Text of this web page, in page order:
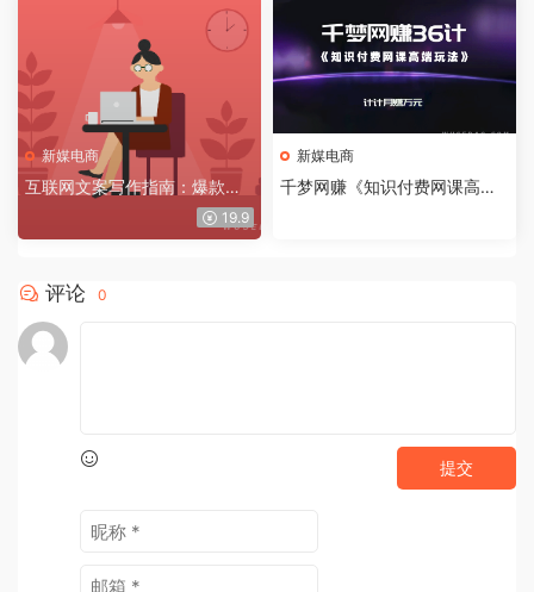
新媒电商
互联网文案写作指南：爆款文
19.9
新媒电商
千梦网赚《知识付费网课高端
评论 0
提交